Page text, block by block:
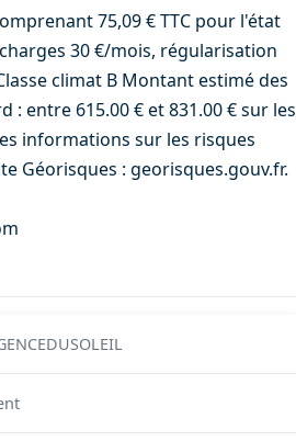
75,09 € TTC pour l'état
30 €/mois, régularisation
climat B Montant estimé des
entre 615.00 € et 831.00 € sur les
informations sur les risques
Géorisques : georisques.gouv.fr.